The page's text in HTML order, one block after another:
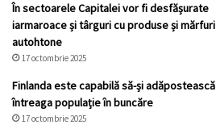
În sectoarele Capitalei vor fi desfășurate
iarmaroace și târguri cu produse și mărfuri
autohtone
17 octombrie 2025
Finlanda este capabilă să-și adăpostească
întreaga populație în buncăre
17 octombrie 2025